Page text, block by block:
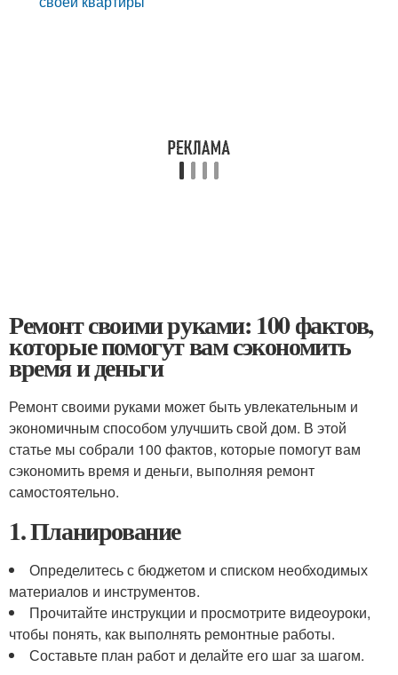
Ремонт своими руками: 100 фактов,
которые помогут вам сэкономить
время и деньги
Ремонт своими руками может быть увлекательным и
экономичным способом улучшить свой дом. В этой
статье мы собрали 100 фактов, которые помогут вам
сэкономить время и деньги, выполняя ремонт
самостоятельно.
1. Планирование
Определитесь с бюджетом и списком необходимых
материалов и инструментов.
Прочитайте инструкции и просмотрите видеоуроки,
чтобы понять, как выполнять ремонтные работы.
Составьте план работ и делайте его шаг за шагом.